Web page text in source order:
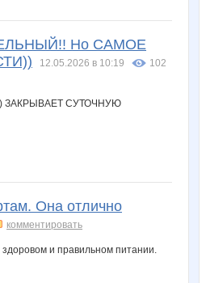
Но САМОЕ
12.05.2026 в 10:19
102
Она отлично
комментировать